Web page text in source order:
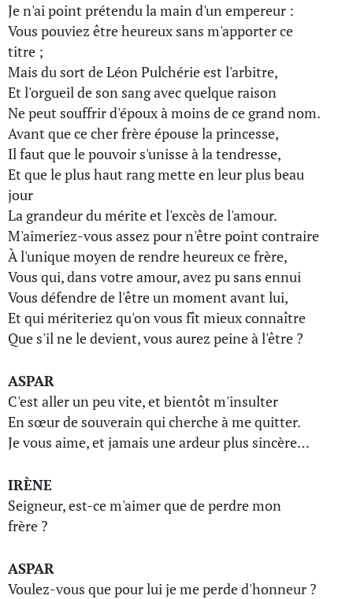
Je n'ai point prétendu la main d'un empereur :
Vous pouviez être heureux sans m'apporter ce
titre ;
Mais du sort de Léon Pulchérie est l'arbitre,
Et l'orgueil de son sang avec quelque raison
Ne peut souffrir d'époux à moins de ce grand nom.
Avant que ce cher frère épouse la princesse,
Il faut que le pouvoir s'unisse à la tendresse,
Et que le plus haut rang mette en leur plus beau
jour
La grandeur du mérite et l'excès de l'amour.
M'aimeriez-vous assez pour n'être point contraire
À l'unique moyen de rendre heureux ce frère,
Vous qui, dans votre amour, avez pu sans ennui
Vous défendre de l'être un moment avant lui,
Et qui mériteriez qu'on vous fît mieux connaître
Que s'il ne le devient, vous aurez peine à l'être ?
ASPAR
C'est aller un peu vite, et bientôt m'insulter
En sœur de souverain qui cherche à me quitter.
Je vous aime, et jamais une ardeur plus sincère…
IRÈNE
Seigneur, est-ce m'aimer que de perdre mon
frère ?
ASPAR
Voulez-vous que pour lui je me perde d'honneur ?